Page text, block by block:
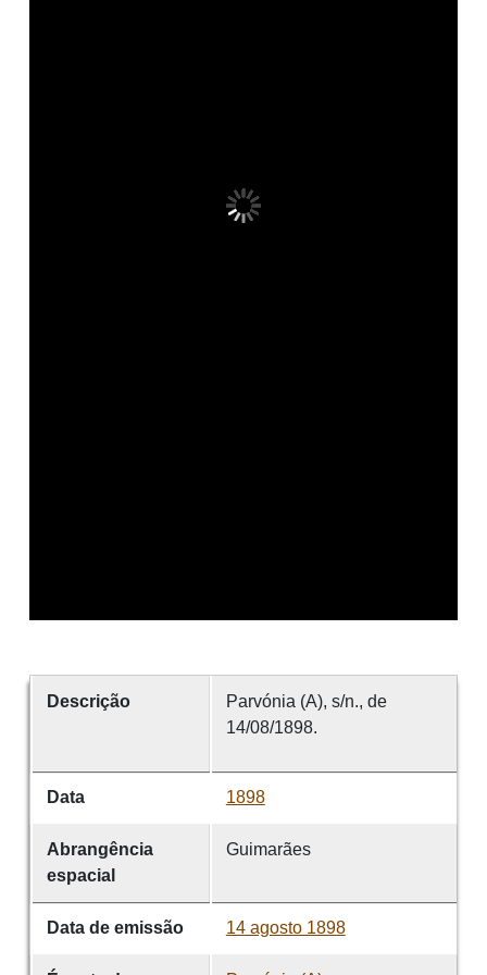
Descrição
Parvónia (A), s/n., de
14/08/1898.
Data 1898
Abrangência
espacial
Guimarães
Data de emissão 14 agosto 1898